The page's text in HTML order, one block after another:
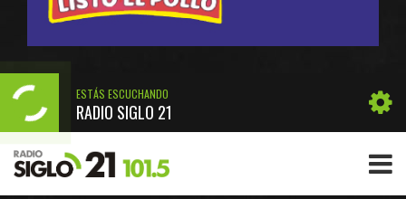
ESTÁS ESCUCHANDO
RADIO SIGLO 21